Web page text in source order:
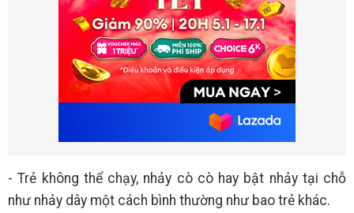
- Trẻ không thể chạy, nhảy cò cò hay bật nhảy tại chỗ
như nhảy dây một cách bình thường như bao trẻ khác.